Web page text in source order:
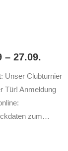
– 27.09.
Unser Clubturnier
Tür! Anmeldung
zum…